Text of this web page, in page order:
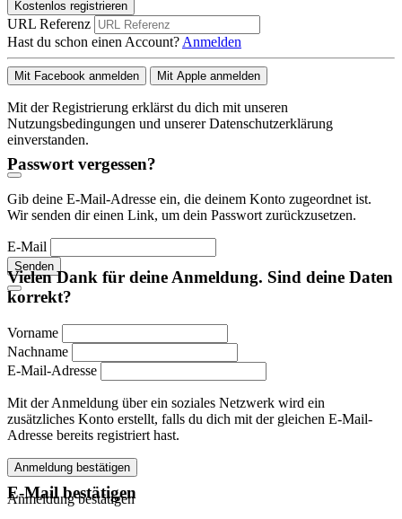
Kostenlos registrieren
URL Referenz
Hast du schon einen Account? Anmelden
Mit Facebook anmelden Mit Apple anmelden
Mit der Registrierung erklärst du dich mit unseren
Nutzungsbedingungen und unserer Datenschutzerklärung
einverstanden.
Passwort vergessen?
Gib deine E-Mail-Adresse ein, die deinem Konto zugeordnet ist.
Wir senden dir einen Link, um dein Passwort zurückzusetzen.
E-Mail
Senden
Vielen Dank für deine Anmeldung. Sind deine Daten
korrekt?
Vorname
Nachname
E-Mail-Adresse
Mit der Anmeldung über ein soziales Netzwerk wird ein
zusätzliches Konto erstellt, falls du dich mit der gleichen E-Mail-
Adresse bereits registriert hast.
Anmeldung bestätigen
Anmeldung bestätigen
E-Mail bestätigen